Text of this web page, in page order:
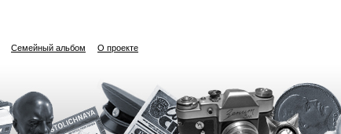
Семейный альбом О проекте